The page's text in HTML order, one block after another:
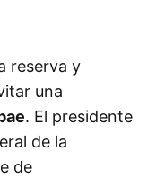
reserva y
una
. El presidente
de la
de